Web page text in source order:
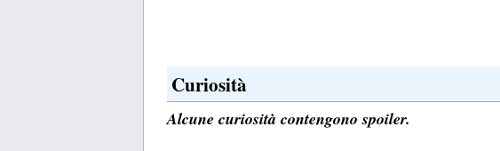
Curiosità
Alcune curiosità contengono spoiler.